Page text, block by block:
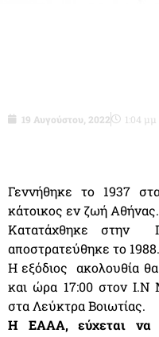
19 Αυγούστου, 2022 1:04 μμ
Γεννήθηκε το 1937
κάτοικος εν ζωή Αθήνας.
Κατατάχθηκε στην
αποστρατεύθηκε το 1988.
Η εξόδιος ακολουθία
και ώρα 17:00 στον
στα Λεύκτρα Βοιωτίας.
Η ΕΑΑΑ, εύχεται να